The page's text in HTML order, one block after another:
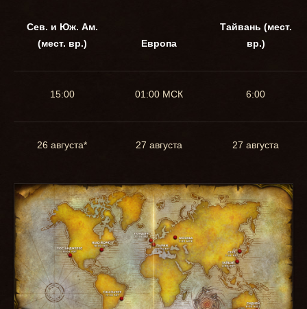
Сев. и Юж. Ам.
(мест. вр.)
Европа
Тайвань (мест.
вр.)
15:00 01:00 МСК 6:00
26 августа* 27 августа 27 августа